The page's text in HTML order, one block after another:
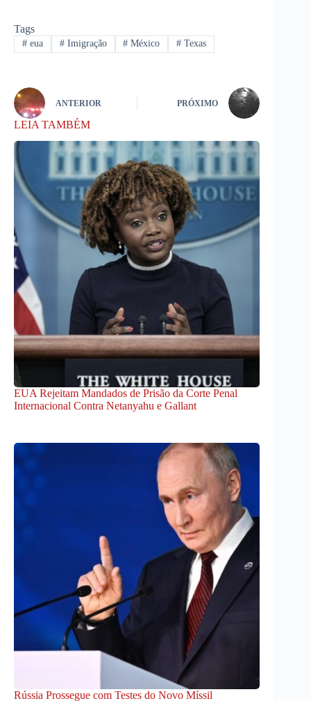
Tags
#eua #Imigração # México # Texas
ANTERIOR PRÓXIMO
LEIA TAMBÉM
EUA Rejeitam Mandados de Prisão da Corte Penal
Internacional Contra Netanyahu e Gallant
Rússia Prossegue com Testes do Novo Míssil